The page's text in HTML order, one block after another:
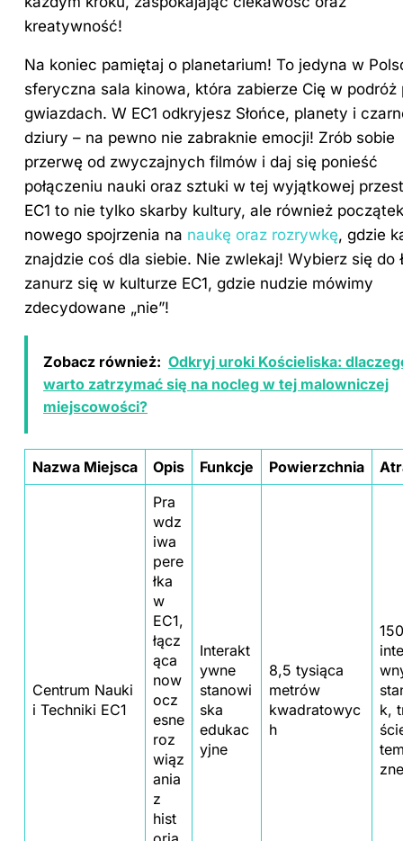
kreatywność!
Na koniec pamiętaj o planetarium! To jedyna w
sferyczna sala kinowa, która zabierze Cię w podróż
gwiazdach. W EC1 odkryjesz Słońce, planety i
dziury – na pewno nie zabraknie emocji! Zrób sobie
przerwę od zwyczajnych filmów i daj się ponieść
połączeniu nauki oraz sztuki w tej wyjątkowej
EC1 to nie tylko skarby kultury, ale również początek
nowego spojrzenia na naukę oraz rozrywkę, gdzie
znajdzie coś dla siebie. Nie zwlekaj! Wybierz się do
zanurz się w kulturze EC1, gdzie nudzie mówimy
zdecydowane „nie”!
Zobacz również: Odkryj uroki Kościeliska:
warto zatrzymać się na nocleg w tej malowniczej
miejscowości?
Nazwa Miejsca Opis Funkcje Powierzchnia
Centrum Nauki
i Techniki EC1
Pra
wdz
iwa
pere
łka
w
EC1,
łącz
ąca
now
ocz
esne
roz
wiąz
ania
z
hist
Interakt
ywne
stanowi
ska
edukac
yjne
8,5 tysiąca
metrów
kwadratowyc
h
150
k,
zne